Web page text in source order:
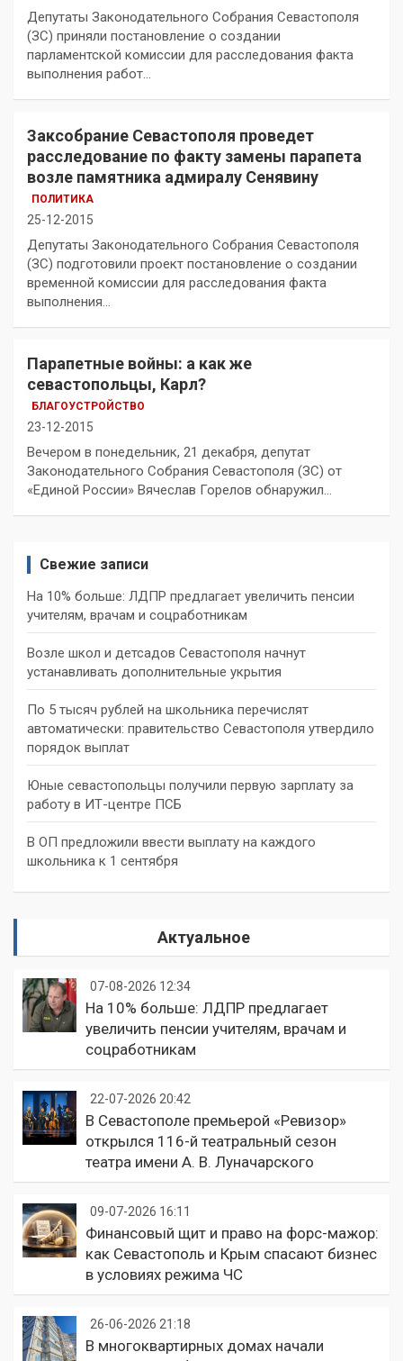
Депутаты Законодательного Собрания Севастополя
(ЗС) приняли постановление о создании
парламентской комиссии для расследования факта
выполнения работ…
Заксобрание Севастополя проведет
расследование по факту замены парапета
возле памятника адмиралу Сенявину
ПОЛИТИКА
25-12-2015
Депутаты Законодательного Собрания Севастополя
(ЗС) подготовили проект постановление о создании
временной комиссии для расследования факта
выполнения…
Парапетные войны: а как же
севастопольцы, Карл?
БЛАГОУСТРОЙСТВО
23-12-2015
Вечером в понедельник, 21 декабря, депутат
Законодательного Собрания Севастополя (ЗС) от
«Единой России» Вячеслав Горелов обнаружил…
Свежие записи
На 10% больше: ЛДПР предлагает увеличить пенсии
учителям, врачам и соцработникам
Возле школ и детсадов Севастополя начнут
устанавливать дополнительные укрытия
По 5 тысяч рублей на школьника перечислят
автоматически: правительство Севастополя утвердило
порядок выплат
Юные севастопольцы получили первую зарплату за
работу в ИТ-центре ПСБ
В ОП предложили ввести выплату на каждого
школьника к 1 сентября
Актуальное
07-08-2026 12:34
На 10% больше: ЛДПР предлагает
увеличить пенсии учителям, врачам и
соцработникам
22-07-2026 20:42
В Севастополе премьерой «Ревизор»
открылся 116-й театральный сезон
театра имени А. В. Луначарского
09-07-2026 16:11
Финансовый щит и право на форс-мажор:
как Севастополь и Крым спасают бизнес
в условиях режима ЧС
26-06-2026 21:18
В многоквартирных домах начали